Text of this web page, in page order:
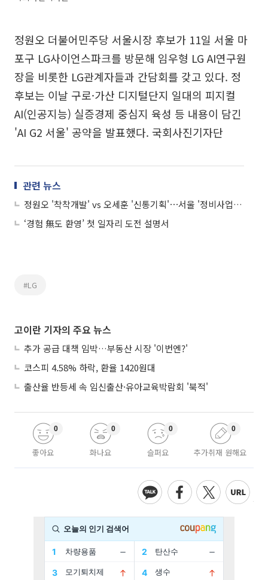
정원오 더불어민주당 서울시장 후보가 11일 서울 마
포구 LG사이언스파크를 방문해 임우형 LG AI연구원
장을 비롯한 LG관계자들과 간담회를 갖고 있다. 정
후보는 이날 구로·가산 디지털단지 일대의 피지컬
AI(인공지능) 실증경제 중심지 육성 등 내용이 담긴
'AI G2 서울' 공약을 발표했다. 국회사진기자단
관련 뉴스
정원오 '착착개발' vs 오세훈 '신통기획'⋯서울 '정비사업' 전쟁
‘경험 無도 환영’ 첫 일자리 도전 설명서
#LG
고이란 기자의 주요 뉴스
추가 공급 대책 임박…부동산 시장 '이번엔?'
코스피 4.58% 하락, 환율 1420원대
출산율 반등세 속 임신출산·유아교육박람회 '북적'
좋아요
0
화나요
0
슬퍼요
0
추가취재 원해요
0